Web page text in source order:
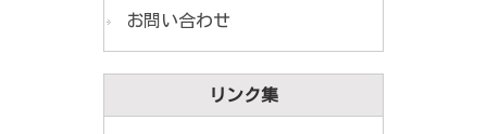
お問い合わせ
リンク集